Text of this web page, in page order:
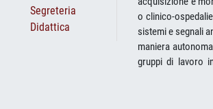
Segreteria
Didattica
o clinico-
sistemi e segnali
maniera
gruppi di lavoro
particolare i
assistita, la